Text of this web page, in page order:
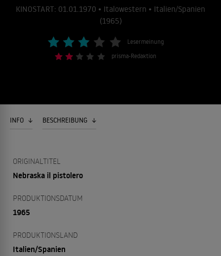
KINOSTART: 01.01.1970 • Italowestern • Italien/Spanien
(1965)
Lesermeinung
prisma-Redaktion
INFO BESCHREIBUNG
ORIGINALTITEL
Nebraska il pistolero
PRODUKTIONSDATUM
1965
PRODUKTIONSLAND
Italien/Spanien